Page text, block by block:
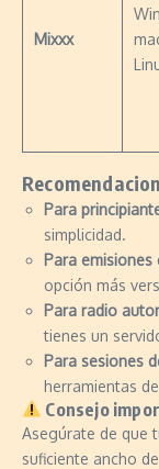
Mixxx
Para
simplicidad.
Para
opción más
Para radio
tienes un
Para sesiones
herramientas
Consejo
Asegúrate de que
suficiente ancho